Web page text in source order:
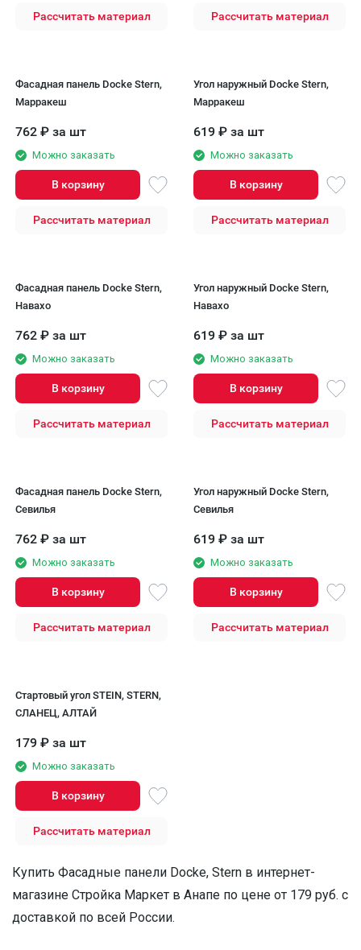
Рассчитать материал Рассчитать материал
Фасадная панель Docke Stern,
Марракеш
762 ₽ за шт
Можно заказать
В корзину
Рассчитать материал
Угол наружный Docke Stern,
Марракеш
619 ₽ за шт
Можно заказать
В корзину
Рассчитать материал
Фасадная панель Docke Stern,
Навахо
762 ₽ за шт
Можно заказать
В корзину
Рассчитать материал
Угол наружный Docke Stern,
Навахо
619 ₽ за шт
Можно заказать
В корзину
Рассчитать материал
Фасадная панель Docke Stern,
Севилья
762 ₽ за шт
Можно заказать
В корзину
Рассчитать материал
Угол наружный Docke Stern,
Севилья
619 ₽ за шт
Можно заказать
В корзину
Рассчитать материал
Стартовый угол STEIN, STERN,
СЛАНЕЦ, АЛТАЙ
179 ₽ за шт
Можно заказать
В корзину
Рассчитать материал
Купить Фасадные панели Docke, Stern в интернет-
магазине Стройка Маркет в Анапе по цене от 179 руб. с
доставкой по всей России.